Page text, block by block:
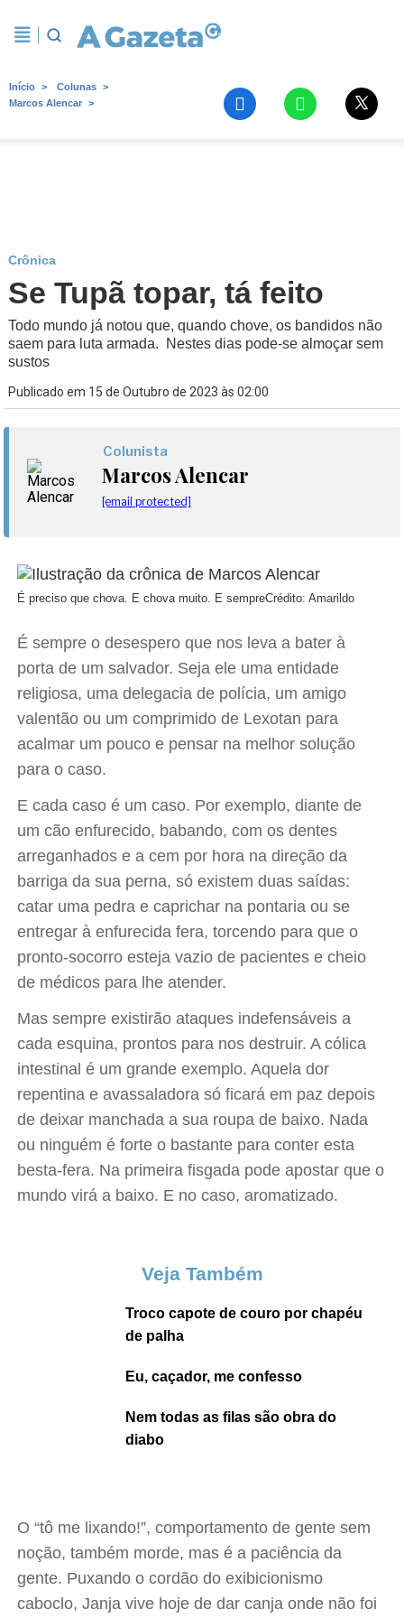
Início
Colunas
Marcos Alencar
Crônica
Se Tupã topar, tá feito
Todo mundo já notou que, quando chove, os bandidos não
saem para luta armada. Nestes dias pode-se almoçar sem
sustos
Publicado em 15 de Outubro de 2023 às 02:00
Colunista
Marcos Alencar
[email protected]
É preciso que chova. E chova muito. E sempreCrédito: Amarildo
É sempre o desespero que nos leva a bater à
porta de um salvador. Seja ele uma entidade
religiosa, uma delegacia de polícia, um amigo
valentão ou um comprimido de Lexotan para
acalmar um pouco e pensar na melhor solução
para o caso.
E cada caso é um caso. Por exemplo, diante de
um cão enfurecido, babando, com os dentes
arreganhados e a cem por hora na direção da
barriga da sua perna, só existem duas saídas:
catar uma pedra e caprichar na pontaria ou se
entregar à enfurecida fera, torcendo para que o
pronto-socorro esteja vazio de pacientes e cheio
de médicos para lhe atender.
Mas sempre existirão ataques indefensáveis a
cada esquina, prontos para nos destruir. A cólica
intestinal é um grande exemplo. Aquela dor
repentina e avassaladora só ficará em paz depois
de deixar manchada a sua roupa de baixo. Nada
ou ninguém é forte o bastante para conter esta
besta-fera. Na primeira fisgada pode apostar que o
mundo virá a baixo. E no caso, aromatizado.
Veja Também
Troco capote de couro por chapéu
de palha
Eu, caçador, me confesso
Nem todas as filas são obra do
diabo
O “tô me lixando!”, comportamento de gente sem
noção, também morde, mas é a paciência da
gente. Puxando o cordão do exibicionismo
caboclo, Janja vive hoje de dar canja onde não foi